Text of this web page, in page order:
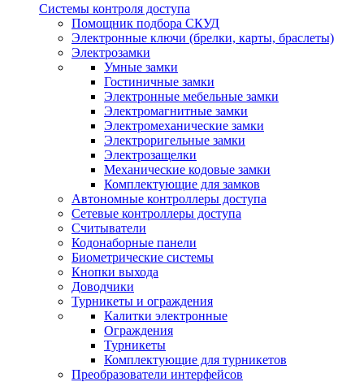
Системы контроля доступа
Помощник подбора СКУД
Электронные ключи (брелки, карты, браслеты)
Электрозамки
Умные замки
Гостиничные замки
Электронные мебельные замки
Электромагнитные замки
Электромеханические замки
Электроригельные замки
Электрозащелки
Механические кодовые замки
Комплектующие для замков
Автономные контроллеры доступа
Сетевые контроллеры доступа
Считыватели
Кодонаборные панели
Биометрические системы
Кнопки выхода
Доводчики
Турникеты и ограждения
Калитки электронные
Ограждения
Турникеты
Комплектующие для турникетов
Преобразователи интерфейсов